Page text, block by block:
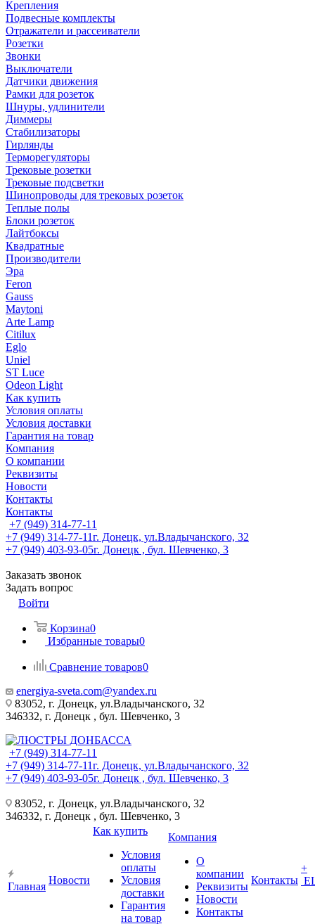
Крепления
Подвесные комплекты
Отражатели и рассеиватели
Розетки
Звонки
Выключатели
Датчики движения
Рамки для розеток
Шнуры, удлинители
Диммеры
Стабилизаторы
Гирлянды
Терморегуляторы
Трековые розетки
Трековые подсветки
Шинопроводы для трековых розеток
Теплые полы
Блоки розеток
Лайтбоксы
Квадратные
Производители
Эра
Feron
Gauss
Maytoni
Arte Lamp
Citilux
Eglo
Uniel
ST Luce
Odeon Light
Как купить
Условия оплаты
Условия доставки
Гарантия на товар
Компания
О компании
Реквизиты
Новости
Контакты
Контакты
+7 (949) 314-77-11
+7 (949) 314-77-11г. Донецк, ул.Владычанского, 32
+7 (949) 403-93-05г. Донецк , бул. Шевченко, 3
Заказать звонок
Задать вопрос
Войти
Корзина0
Избранные товары0
Сравнение товаров0
energiya-sveta.com@yandex.ru
83052, г. Донецк, ул.Владычанского, 32
346332, г. Донецк , бул. Шевченко, 3
+7 (949) 314-77-11
+7 (949) 314-77-11г. Донецк, ул.Владычанского, 32
+7 (949) 403-93-05г. Донецк , бул. Шевченко, 3
83052, г. Донецк, ул.Владычанского, 32
346332, г. Донецк , бул. Шевченко, 3
Главная
Новости
Как купить
Условия
оплаты
Условия
доставки
Гарантия
на товар
Компания
О
компании
Реквизиты
Новости
Контакты
Контакты
+